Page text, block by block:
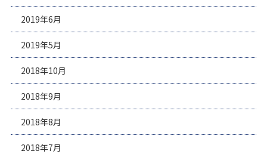
2019年6月
2019年5月
2018年10月
2018年9月
2018年8月
2018年7月